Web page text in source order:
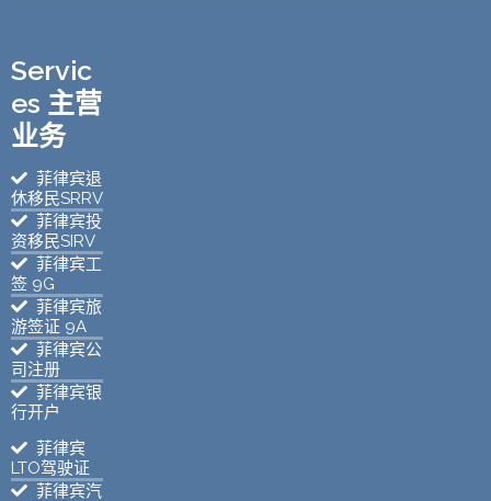
Servic
es 主营
业务
菲律宾退
休移民SRRV
菲律宾投
资移民SIRV
菲律宾工
签 9G
菲律宾旅
游签证 9A
菲律宾公
司注册
菲律宾银
行开户
菲律宾
LTO驾驶证
菲律宾汽